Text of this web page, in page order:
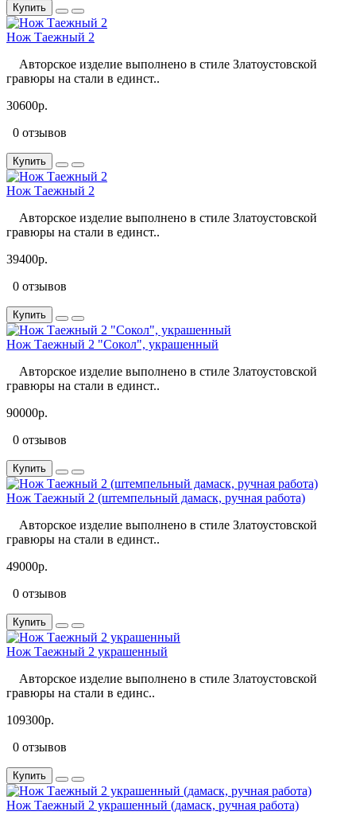
Купить
Нож Таежный 2
Авторское изделие выполнено в стиле Златоустовской
гравюры на стали в единст..
30600р.
0 отзывов
Купить
Нож Таежный 2
Авторское изделие выполнено в стиле Златоустовской
гравюры на стали в единст..
39400р.
0 отзывов
Купить
Нож Таежный 2 "Сокол", украшенный
Авторское изделие выполнено в стиле Златоустовской
гравюры на стали в единст..
90000р.
0 отзывов
Купить
Нож Таежный 2 (штемпельный дамаск, ручная работа)
Авторское изделие выполнено в стиле Златоустовской
гравюры на стали в единст..
49000р.
0 отзывов
Купить
Нож Таежный 2 украшенный
Авторское изделие выполнено в стиле Златоустовской
гравюры на стали в единс..
109300р.
0 отзывов
Купить
Нож Таежный 2 украшенный (дамаск, ручная работа)